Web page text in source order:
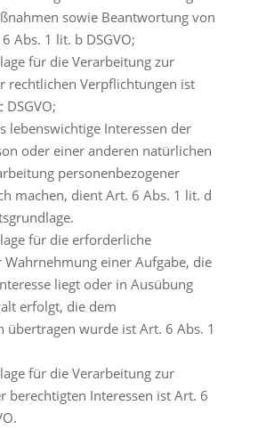
sowie Beantwortung von
Abs. 1 lit. b DSGVO;
für die Verarbeitung zur
rechtlichen Verpflichtungen ist
lebenswichtige Interessen der
oder einer anderen natürlichen
personenbezogener
machen, dient Art. 6 Abs. 1 lit. d
für die erforderliche
einer Aufgabe, die
liegt oder in Ausübung
erfolgt, die dem
übertragen wurde ist Art. 6 Abs. 1
für die Verarbeitung zur
berechtigten Interessen ist Art. 6